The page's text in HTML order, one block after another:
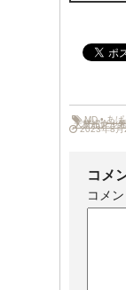
MD•あ
•アパレル
デザイナー•
人材紹介•
2023年8月
コメ
コメン